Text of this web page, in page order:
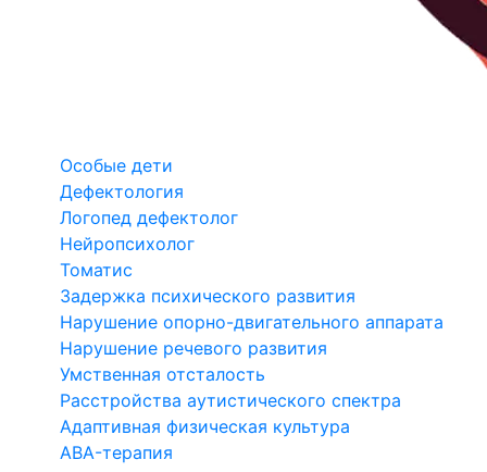
Особые дети
Дефектология
Логопед дефектолог
Нейропсихолог
Томатис
Задержка психического развития
Нарушение опорно-двигательного аппарата
Нарушение речевого развития
Умственная отсталость
Расстройства аутистического спектра
Адаптивная физическая культура
ABA-терапия